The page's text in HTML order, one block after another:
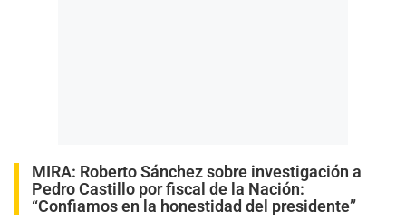
MIRA: Roberto Sánchez sobre investigación a
Pedro Castillo por fiscal de la Nación:
“Confiamos en la honestidad del presidente”